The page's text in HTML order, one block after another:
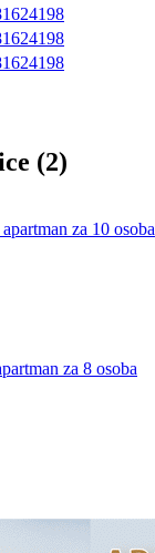
(2)
za 10 osoba
za 8 osoba